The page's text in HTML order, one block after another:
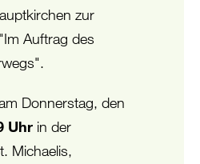
zur
Auftrag des
Donnerstag, den
Uhrin der
Michaelis,